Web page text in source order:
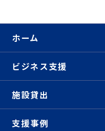
ホーム
ビジネス支援
施設貸出
支援事例